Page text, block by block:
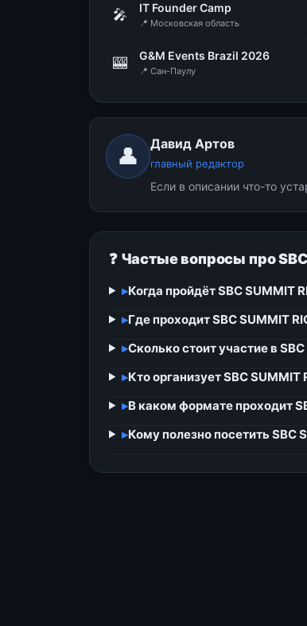
🎤 IT Founder Camp
📍 Московская область
🎰 G&M Events Brazil 2026
📍 Сан-Паулу
👤 Давид Артов
главный редактор
Если в описании что-то
❓ Частые вопросы про
▸Когда пройдёт SBC SUMMIT
▸Где проходит SBC SUMMIT
▸Сколько стоит участие в
▸Кто организует SBC SUMMIT
▸В каком формате проходит
▸Кому полезно посетить SBC